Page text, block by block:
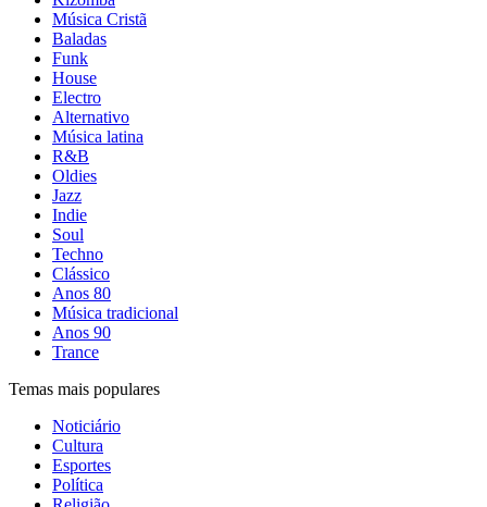
Música Cristã
Baladas
Funk
House
Electro
Alternativo
Música latina
R&B
Oldies
Jazz
Indie
Soul
Techno
Clássico
Anos 80
Música tradicional
Anos 90
Trance
Temas mais populares
Noticiário
Cultura
Esportes
Política